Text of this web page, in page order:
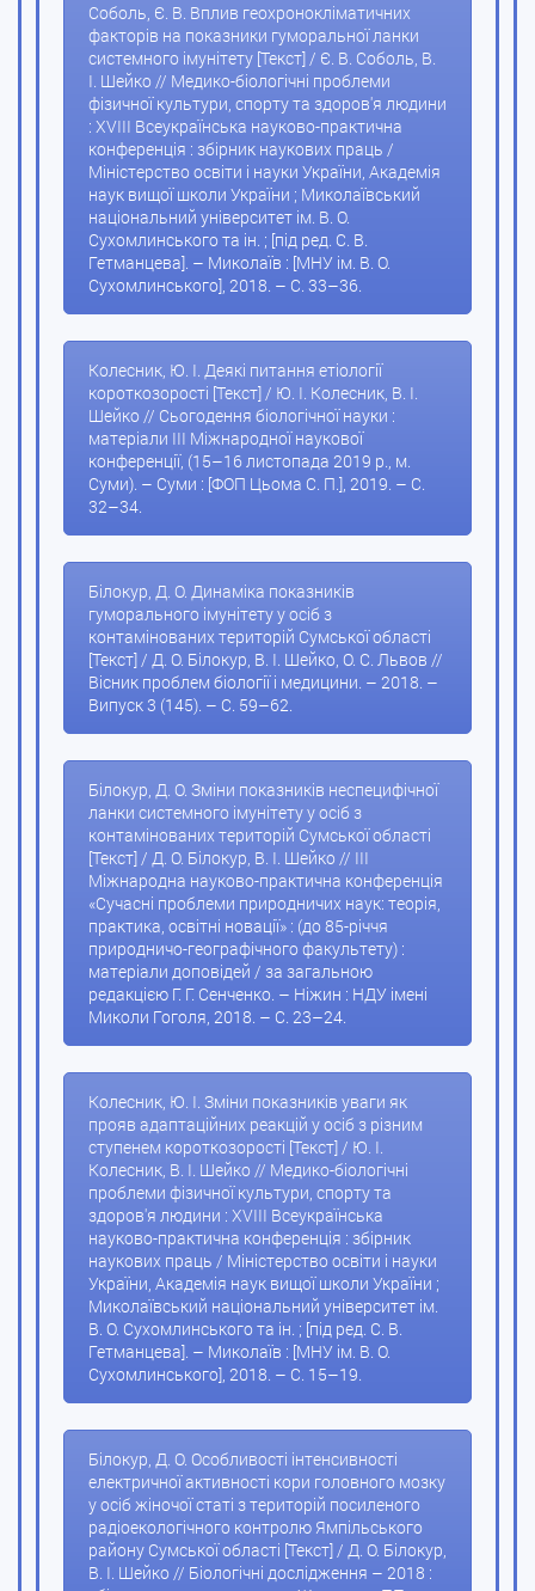
Соболь, Є. В. Вплив геохронокліматичних
факторів на показники гуморальної ланки
системного імунітету [Текст] / Є. В. Соболь, В.
І. Шейко // Медико-біологічні проблеми
фізичної культури, спорту та здоров'я людини
: XVIII Всеукраїнська науково-практична
конференція : збірник наукових праць /
Міністерство освіти і науки України, Академія
наук вищої школи України ; Миколаївський
національний університет ім. В. О.
Сухомлинського та ін. ; [під ред. С. В.
Гетманцева]. – Миколаїв : [МНУ ім. В. О.
Сухомлинського], 2018. – С. 33–36.
Колесник, Ю. І. Деякі питання етіології
короткозорості [Текст] / Ю. І. Колесник, В. І.
Шейко // Сьогодення біологічної науки :
матеріали ІІІ Міжнародної наукової
конференції, (15–16 листопада 2019 р., м.
Суми). – Суми : [ФОП Цьома С. П.], 2019. – С.
32–34.
Білокур, Д. О. Динаміка показників
гуморального імунітету у осіб з
контамінованих територій Сумської області
[Текст] / Д. О. Білокур, В. І. Шейко, О. С. Львов //
Вісник проблем біології і медицини. – 2018. –
Випуск 3 (145). – С. 59–62.
Білокур, Д. О. Зміни показників неспецифічної
ланки системного імунітету у осіб з
контамінованих територій Сумської області
[Текст] / Д. О. Білокур, В. І. Шейко // ІІІ
Міжнародна науково-практична конференція
«Сучасні проблеми природничих наук: теорія,
практика, освітні новації» : (до 85-річчя
природничо-географічного факультету) :
матеріали доповідей / за загальною
редакцією Г. Г. Сенченко. – Ніжин : НДУ імені
Миколи Гоголя, 2018. – С. 23–24.
Колесник, Ю. І. Зміни показників уваги як
прояв адаптаційних реакцій у осіб з різним
ступенем короткозорості [Текст] / Ю. І.
Колесник, В. І. Шейко // Медико-біологічні
проблеми фізичної культури, спорту та
здоров'я людини : XVIII Всеукраїнська
науково-практична конференція : збірник
наукових праць / Міністерство освіти і науки
України, Академія наук вищої школи України ;
Миколаївський національний університет ім.
В. О. Сухомлинського та ін. ; [під ред. С. В.
Гетманцева]. – Миколаїв : [МНУ ім. В. О.
Сухомлинського], 2018. – С. 15–19.
Білокур, Д. О. Особливості інтенсивності
електричної активності кори головного мозку
у осіб жіночої статі з територій посиленого
радіоекологічного контролю Ямпільського
району Сумської області [Текст] / Д. О. Білокур,
В. І. Шейко // Біологічні дослідження – 2018 :